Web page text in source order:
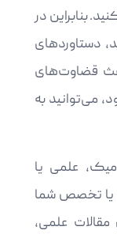
بنابراین در
دستاوردهای
قضاوت‌های
می‌توانید به
علمی یا
یا تخصص شما
علمی،